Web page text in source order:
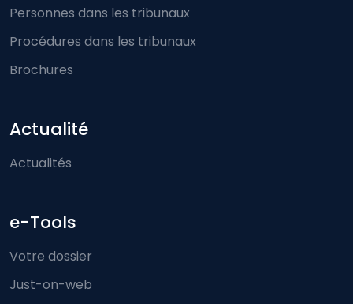
Personnes dans les tribunaux
Procédures dans les tribunaux
Brochures
Actualité
Actualités
e-Tools
Votre dossier
Just-on-web